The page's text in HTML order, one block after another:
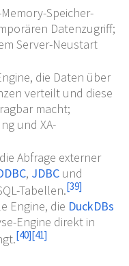
Speicher-
Datenzugriff;
Server-Neustart
die Daten über
verteilt und diese
macht;
und XA-
Abfrage externer
, JDBCund
Tabellen.[39]
Engine, die DuckDBs
Engine direkt in
[40][41]